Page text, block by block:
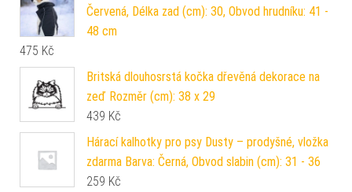
Červená, Délka zad (cm): 30, Obvod hrudníku: 41 -
48 cm
475 Kč
Britská dlouhosrstá kočka dřevěná dekorace na
zeď Rozměr (cm): 38 x 29
439 Kč
Hárací kalhotky pro psy Dusty – prodyšné, vložka
zdarma Barva: Černá, Obvod slabin (cm): 31 - 36
259 Kč